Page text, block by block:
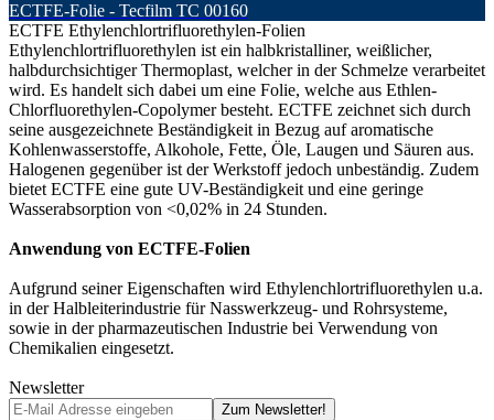
ECTFE-Folie - Tecfilm TC 00160
ECTFE Ethylenchlortrifluorethylen-Folien
Ethylenchlortrifluorethylen ist ein halbkristalliner, weißlicher,
halbdurchsichtiger Thermoplast, welcher in der Schmelze verarbeitet
wird. Es handelt sich dabei um eine Folie, welche aus Ethlen-
Chlorfluorethylen-Copolymer besteht. ECTFE zeichnet sich durch
seine ausgezeichnete Beständigkeit in Bezug auf aromatische
Kohlenwasserstoffe, Alkohole, Fette, Öle, Laugen und Säuren aus.
Halogenen gegenüber ist der Werkstoff jedoch unbeständig. Zudem
bietet ECTFE eine gute UV-Beständigkeit und eine geringe
Wasserabsorption von <0,02% in 24 Stunden.
Anwendung von ECTFE-Folien
Aufgrund seiner Eigenschaften wird Ethylenchlortrifluorethylen u.a.
in der Halbleiterindustrie für Nasswerkzeug- und Rohrsysteme,
sowie in der pharmazeutischen Industrie bei Verwendung von
Chemikalien eingesetzt.
Newsletter
Zum Newsletter!